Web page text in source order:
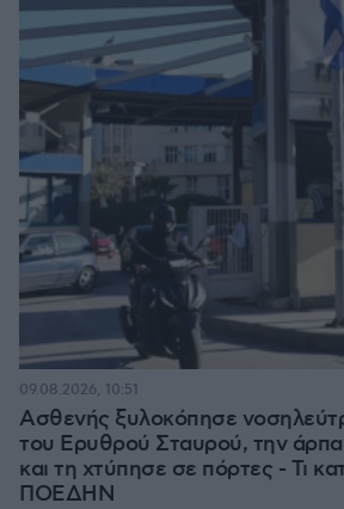
Ασθενής ξυλοκόπησε
του Ερυθρού Σταυρού, την
και τη χτύπησε σε πόρτες - Τι
ΠΟΕΔΗΝ
09.08.2026, 10:51